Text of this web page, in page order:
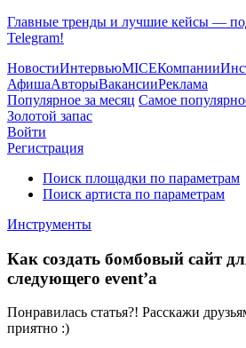
Главные тренды и лучшие кейсы —
Telegram!
НовостиИнтервьюMICEКомпании
АфишаАвторыВакансииРеклама
Популярное за месяц Самое
Золотой запас
Войти
Регистрация
Поиск площадки по параметрам
Поиск артиста по параметрам
Инструменты
Как создать бомбовый сайт
следующего event’а
Понравилась статья?! Расскажи
приятно :)